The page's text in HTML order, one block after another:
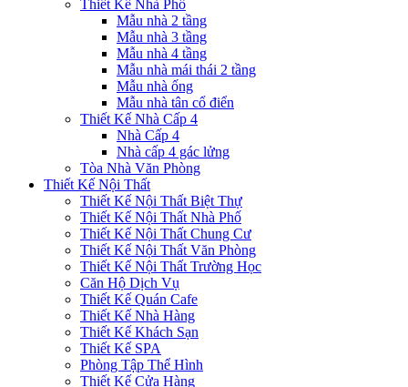
Thiết Kế Nhà Phố
Mẫu nhà 2 tầng
Mẫu nhà 3 tầng
Mẫu nhà 4 tầng
Mẫu nhà mái thái 2 tầng
Mẫu nhà ống
Mẫu nhà tân cổ điển
Thiết Kế Nhà Cấp 4
Nhà Cấp 4
Nhà cấp 4 gác lửng
Tòa Nhà Văn Phòng
Thiết Kế Nội Thất
Thiết Kế Nội Thất Biệt Thự
Thiết Kế Nội Thất Nhà Phố
Thiết Kế Nội Thất Chung Cư
Thiết Kế Nội Thất Văn Phòng
Thiết Kế Nội Thất Trường Học
Căn Hộ Dịch Vụ
Thiết Kế Quán Cafe
Thiết Kế Nhà Hàng
Thiết Kế Khách Sạn
Thiết Kế SPA
Phòng Tập Thể Hình
Thiết Kế Cửa Hàng